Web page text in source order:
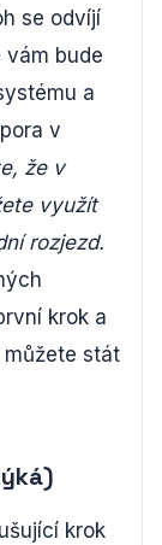
se odvíjí
vám bude
a
v
že v
využít
rozjezd.
krok a
můžete stát
krok